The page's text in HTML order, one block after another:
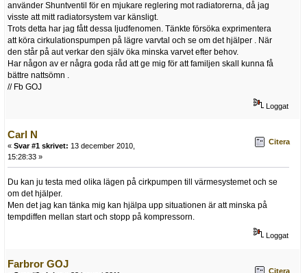
använder Shuntventil för en mjukare reglering mot radiatorerna, då jag
visste att mitt radiatorsystem var känsligt.
Trots detta har jag fått dessa ljudfenomen. Tänkte försöka exprimentera
att köra cirkulationspumpen på lägre varvtal och se om det hjälper . När
den står på aut verkar den själv öka minska varvet efter behov.
Har någon av er några goda råd att ge mig för att familjen skall kunna få
bättre nattsömn .
// Fb GOJ
Loggat
Carl N
« Svar #1 skrivet: 13 december 2010,
15:28:33 »
Citera
Du kan ju testa med olika lägen på cirkpumpen till värmesystemet och se
om det hjälper.
Men det jag kan tänka mig kan hjälpa upp situationen är att minska på
tempdiffen mellan start och stopp på kompressorn.
Loggat
Farbror GOJ
Citera